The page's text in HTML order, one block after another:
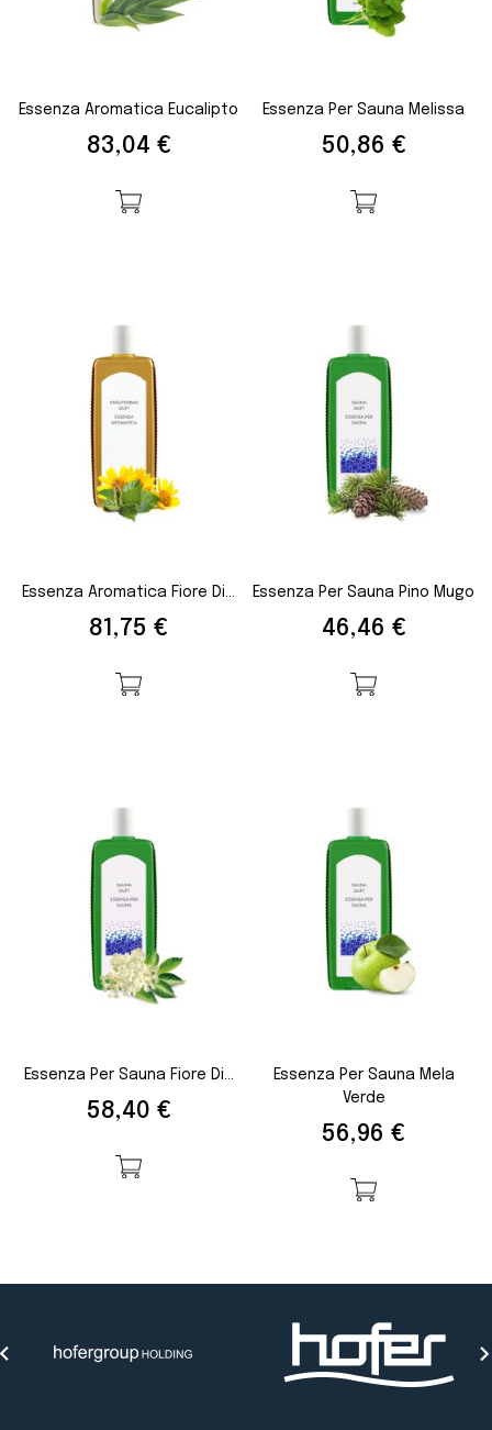
Essenza Aromatica Eucalipto
Prezzo
83,04 €
Essenza Per Sauna Melissa
Prezzo
50,86 €
Essenza Aromatica Fiore Di...
Prezzo
81,75 €
Essenza Per Sauna Pino Mugo
Prezzo
46,46 €
Essenza Per Sauna Fiore Di...
Prezzo
58,40 €
Essenza Per Sauna Mela
Verde
Prezzo
56,96 €